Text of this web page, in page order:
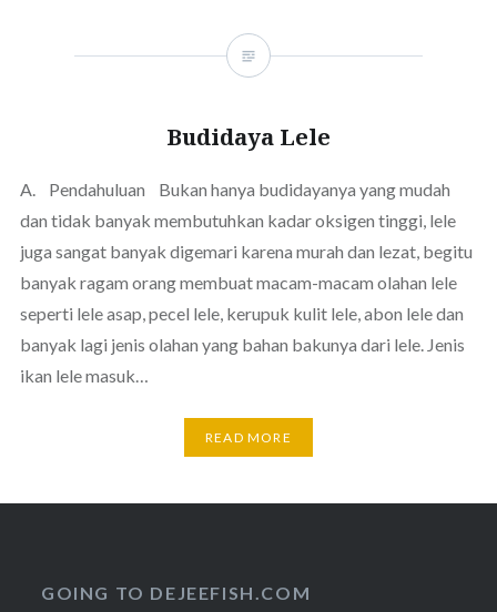
Budidaya Lele
A. Pendahuluan Bukan hanya budidayanya yang mudah
dan tidak banyak membutuhkan kadar oksigen tinggi, lele
juga sangat banyak digemari karena murah dan lezat, begitu
banyak ragam orang membuat macam-macam olahan lele
seperti lele asap, pecel lele, kerupuk kulit lele, abon lele dan
banyak lagi jenis olahan yang bahan bakunya dari lele. Jenis
ikan lele masuk…
READ MORE
GOING TO DEJEEFISH.COM